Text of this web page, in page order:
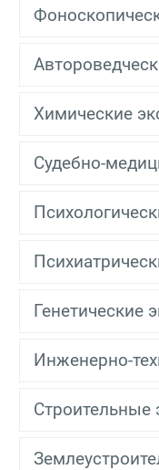
Химические
Судебно-
Генетические
Инженерно-
Строительные